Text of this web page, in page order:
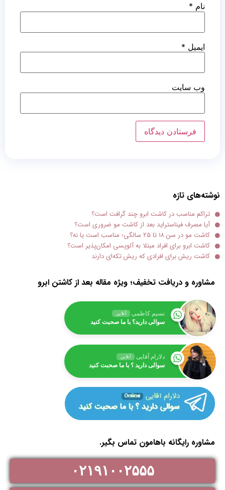
نام *
ایمیل *
وب‌ سایت
نوشته‌های تازه
تراکم مناسب در کاشت ابرو چند گرافت است؟
آیا مصرف فیناستراید بعد از کاشت مو ضروری است؟
کاشت مو در سن ۱۸ تا ۲۵ سالگی؛ مناسب است یا نه؟
کاشت ابرو برای افراد مبتلا به آلوپسی امکان‌پذیر است؟
کاشت ریش برای افرادی که ریش تکه‌ای دارند
مشاوره و دریافت تخفیف؛ ویژه مقاله بعد از کاشتن ابرو
نسیم کاظمی آنلاین
سوالی دارید؟ با ما صحبت کنید
دلارام آقایی آنلاین
سوالی دارید ؟ با ما صحبت کنید
مشاوره رایگانه باهامون تماس بگیر.
۰۲۱۹۱۰۰۲۵۵۵